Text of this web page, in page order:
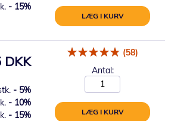
- 15%
LÆG I KURV
DKK
- 5%
- 10%
- 15%
(58)
Antal:
LÆG I KURV